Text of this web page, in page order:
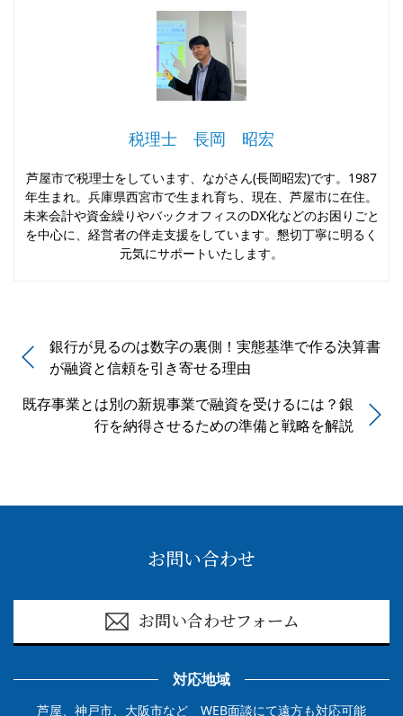
税理士 長岡 昭宏
芦屋市で税理士をしています、ながさん(長岡昭宏)です。1987
年生まれ。兵庫県西宮市で生まれ育ち、現在、芦屋市に在住。
未来会計や資金繰りやバックオフィスのDX化などのお困りごと
を中心に、経営者の伴走支援をしています。懇切丁寧に明るく
元気にサポートいたします。
銀行が見るのは数字の裏側！実態基準で作る決算書
が融資と信頼を引き寄せる理由
既存事業とは別の新規事業で融資を受けるには？銀
行を納得させるための準備と戦略を解説
お問い合わせ
お問い合わせフォーム
対応地域
芦屋、神戸市、大阪市など WEB面談にて遠方も対応可能